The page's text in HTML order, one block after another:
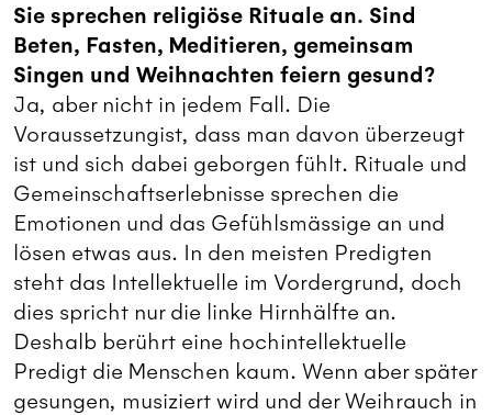
Sie sprechen religiöse Rituale an. Sind
Beten, Fasten, Meditieren, gemeinsam
Singen und Weihnachten feiern gesund?
Ja, aber nicht in jedem Fall. Die
Voraussetzungist, dass man davon überzeugt
ist und sich dabei geborgen fühlt. Rituale und
Gemeinschaftserlebnisse sprechen die
Emotionen und das Gefühlsmässige an und
lösen etwas aus. In den meisten Predigten
steht das Intellektuelle im Vordergrund, doch
dies spricht nur die linke Hirnhälfte an.
Deshalb berührt eine hochintellektuelle
Predigt die Menschen kaum. Wenn aber später
gesungen, musiziert wird und der Weihrauch in